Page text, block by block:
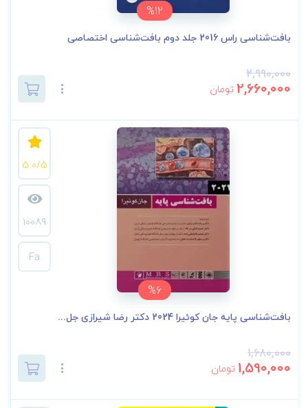
%12
بافت‌شناسی راس 2016 جلد دوم بافت‌شناسی اختصاصی
2,990,000
2,660,000 تومان
%6
5.0/5
10089
Fa
بافت‌شناسی پایه جان کوئیرا 2024 دکتر رضا شیرازی جل...
1,680,000
1,590,000 تومان